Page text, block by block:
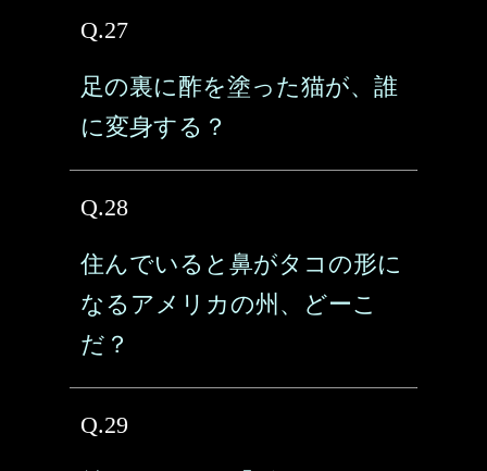
Q.27
足の裏に酢を塗った猫が、誰
に変身する？
Q.28
住んでいると鼻がタコの形に
なるアメリカの州、どーこ
だ？
Q.29